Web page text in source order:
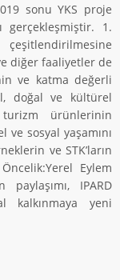
sonu YKS proje
gerçekleşmiştir. 1.
diğer faaliyetler de
ve katma değerli
doğal ve kültürel
turizm ürünlerinin
sosyal yaşamını
ve STK’ların
Eylem
IPARD
kalkınmaya yeni